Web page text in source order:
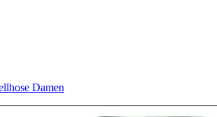
Damen